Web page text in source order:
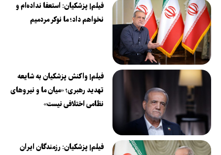
فیلم| پزشکیان: استعفا نداده‌ام و
نخواهم داد؛ ما نوکر مردمیم
فیلم| واکنش پزشکیان به شایعه
تهدید رهبری؛ «میان ما و نیروهای
نظامی اختلافی نیست»
فیلم| پزشکیان: رزمندگان ایران